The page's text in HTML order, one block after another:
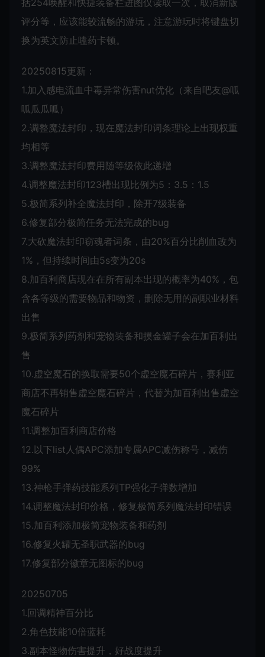
括254唤醒和快捷装备栏进图仅读取一次，取消新版
评分等，应该能较流畅的游玩，注意游玩时将键盘切
换为英文防止嗑药卡顿。
20250815更新：
1.加入感电流血中毒异常伤害nut优化（来自吧友@呱
呱瓜瓜呱）
2.调整魔法封印，现在魔法封印词条理论上出现权重
均相等
3.调整魔法封印费用随等级依此递增
4.调整魔法封印123槽出现比例为5：3.5：1.5
5.极简系列补全魔法封印，除开7级装备
6.修复部分极简任务无法完成的bug
7.大砍魔法封印窃魂者词条，由20%百分比削血改为
1%，但持续时间由5s变为20s
8.加百利商店现在在所有副本出现的概率为40%，包
含各等级的需要物品和物资，删除无用的副职业材料
出售
9.极简系列药剂和宠物装备和摸金罐子会在加百利出
售
10.虚空魔石的换取需要50个虚空魔石碎片，赛利亚
商店不再销售虚空魔石碎片，代替为加百利出售虚空
魔石碎片
11.调整加百利商店价格
12.以下list人偶APC添加专属APC减伤称号，减伤
99%
13.神枪手弹药技能系列TP强化子弹数增加
14.调整魔法封印价格，修复极简系列魔法封印错误
15.加百利添加极简宠物装备和药剂
16.修复火罐无圣职武器的bug
17.修复部分徽章无图标的bug
20250705
1.回调精神百分比
2.角色技能10倍蓝耗
3.副本怪物伤害提升，好战度提升